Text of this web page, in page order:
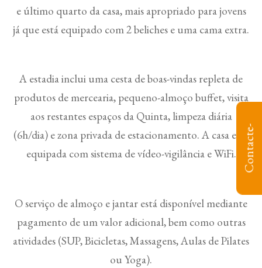
C
o
n
t
a
c
t
e
-
n
o
e último quarto da casa, mais apropriado para jovens
já que está equipado com 2 beliches e uma cama extra.
A estadia inclui uma cesta de boas-vindas repleta de
produtos de mercearia, pequeno-almoço buffet, visita
aos restantes espaços da Quinta, limpeza diária
(6h/dia) e zona privada de estacionamento. A casa está
equipada com sistema de vídeo-vigilância e WiFi.
O serviço de almoço e jantar está disponível mediante
pagamento de um valor adicional, bem como outras
atividades (SUP, Bicicletas, Massagens, Aulas de Pilates
ou Yoga).